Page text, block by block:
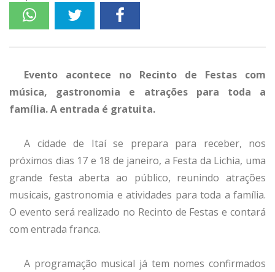
Evento acontece no Recinto de Festas com
música, gastronomia e atrações para toda a
família. A entrada é gratuita.
A cidade de Itaí se prepara para receber, nos
próximos dias 17 e 18 de janeiro, a Festa da Lichia, uma
grande festa aberta ao público, reunindo atrações
musicais, gastronomia e atividades para toda a família.
O evento será realizado no Recinto de Festas e contará
com entrada franca.
A programação musical já tem nomes confirmados